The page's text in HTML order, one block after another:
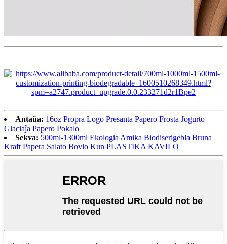
Antaŭa: 16oz Propra Logo Presanta Papero Frosta Jogurto
Glaciaĵa Papero Pokalo
Sekva: 500ml-1300ml Ekologia Amika Biodiserigebla Bruna
Kraft Papera Salato Bovlo Kun PLASTIKA KAVILO